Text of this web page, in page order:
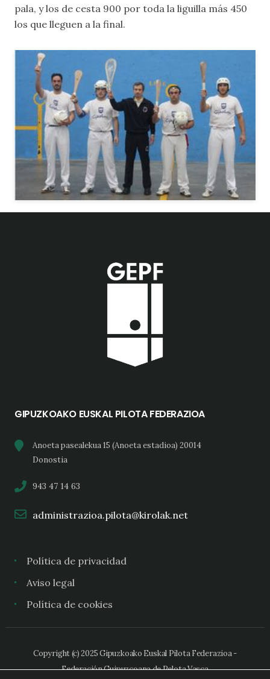
pala, y los de cesta 900 por toda la liguilla más 450
los que lleguen a la final.
GIPUZKOAKO EUSKAL PILOTA FEDERAZIOA
Anoeta pasealekua 15 (Anoeta estadioa) 20014
Donostia
943 47 14 63
administrazioa.pilota@kirolak.net
Política de privacidad
Aviso legal
Política de cookies
Copyright (c) 2025 Gipuzkoako Euskal Pilota Federazioa -
Federación Guipuzcoana de Pelota Vasca